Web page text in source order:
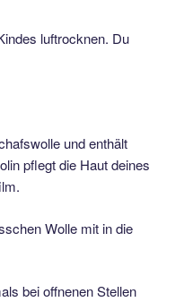
luftrocknen. Du
und enthält
pflegt die Haut deines
Wolle mit in die
bei offnenen Stellen